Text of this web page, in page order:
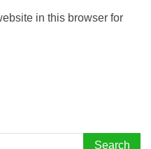
in this browser for